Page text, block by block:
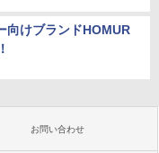
向けブランドHOMUR
お問い合わせ